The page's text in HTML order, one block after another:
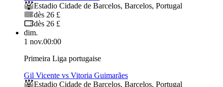
Estadio Cidade de Barcelos, Barcelos, Portugal
dès 26 £
dès 26 £
dim.
1 nov.00:00
Primeira Liga portugaise
Gil Vicente vs Vitoria Guimarães
Estadio Cidade de Barcelos, Barcelos, Portugal